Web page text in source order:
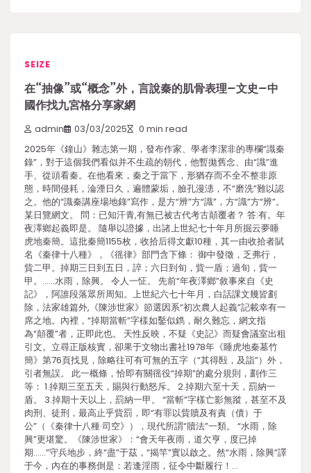
SEIZE
在“抽像”或“概念”外，言說秦的肌骨表理–文史–中
國作找九宮格分享家網
admin 03/03/2025 0 min read
2025年《鐘山》雜志第一期，發布作家、學者李潔非的專欄“識秦
錄”，對于這個我們看似并不生疏的朝代，他暫拋舊念、由“識”進
手、從頭看秦。在他看來，秦之于當下，形猶存而不全不整非原
態，時間侵耗，淪湮日久，遍體蒙垢，臉孔漫漶，不“磨洗”難以認
之。他的“識秦講座場地錄”寫作，是方“辨”方“識”，方“識”方“辨”。
某日覽網文。 問：已知汗青,有無已被古代考古顛覆者？ 答:有。年
夜澤鄉起義即是。 隨舉以證據，出諸上世紀七十年月所掘云夢睡
虎地秦簡。這批秦簡1155枚，收拾后得文獻10種，其一由收拾者賦
名《秦律十八種》，《徭律》部門含下條： 御中發徵，乏弗行，
貲二甲。掉期三日到五日，誶；六日到旬，貲一盾；過旬，貲一
甲。……水雨，除興。 令人一怔。 先前“年夜澤鄉”敘事來自《史
記》，阿誰段落眾所周知。上世紀六七十年月，白話課文幾皆劃
除，法家雄篇外,《陳涉世家》節選因系“初次農人起義”記載幸有一
席之地。內裡，“掉期當斬”字樣如鑿似鐫，耐久難忘，網文指
為“顛覆”者，正即此也。 天性反映，不疑《史記》而疑會議室出租
引文。立尋正版核實，卻果于文物出書社1978年《睡虎地秦墓竹
簡》第76頁找見，除略往可有可無的五字（“其得殹，及詣”）外，
引者無誤。 此一概條，恰即有關徭役“掉期”的處分規則，劃作三
等： 1.掉期三至五天，賜與行動怒斥。 2.掉期六至十天，罰納一
盾。 3.掉期十天以上，罰納一甲。 “當斬”字樣亡影無蹤，甚至不及
肉刑、徒刑，最高止乎貲罰，即“有罪以貲贖及有責（債）于
公”（《秦律十八種·司空》），現代所謂“贖法”一類。 “水雨，除
興”更堪驚。《陳涉世家》：“會天年夜雨，道欠亨，度已掉
期……”守兵地步，終“盡”于茲，“揭竿”實以啟之。然“水雨，除興”譯
于今，內在的事務倒是：若逢淫雨，征令中斷履行！…